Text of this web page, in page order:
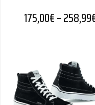
175,00€–258,99